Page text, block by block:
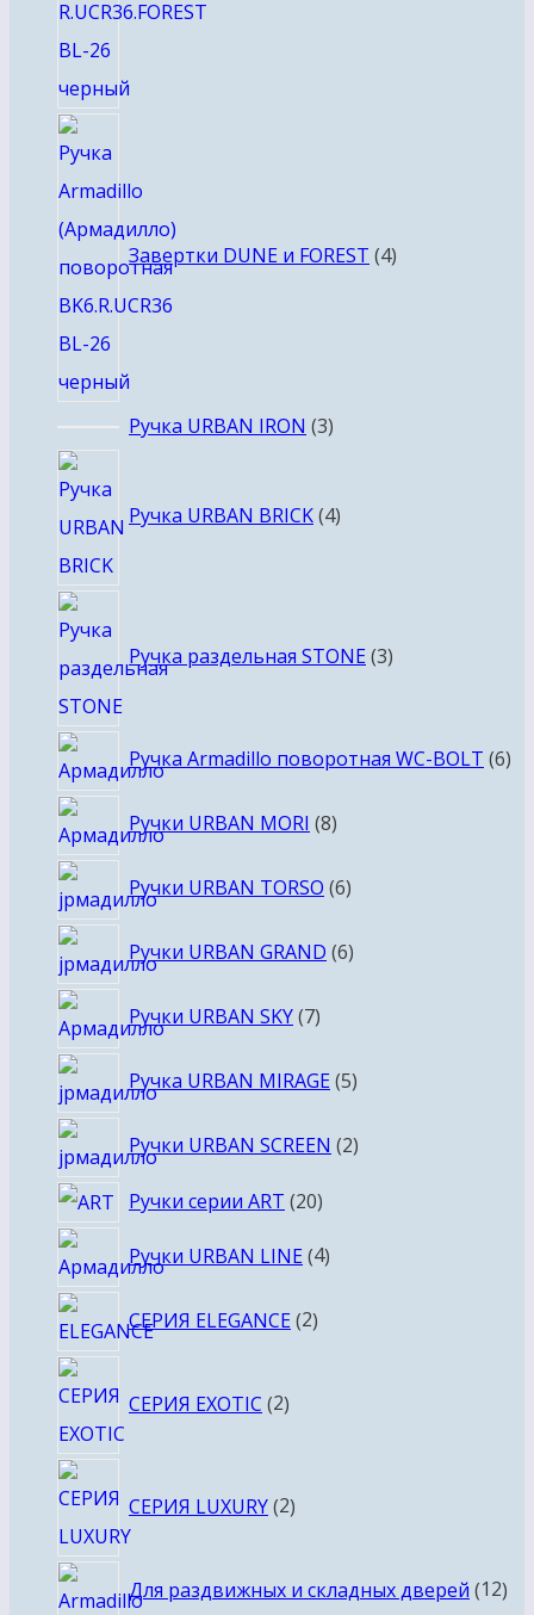
Завертки DUNE и FOREST 4
Ручка URBAN IRON 33
Ручка URBAN BRICK 4товара
Ручка раздельная STONE 3товара
Ручка Armadillo поворотная WC-BOLT 66
Ручки URBAN MORI 88
Ручки URBAN TORSO 66
Ручки URBAN GRAND 66
Ручки URBAN SKY 77
Ручка URBAN MIRAGE 55
Ручки URBAN SCREEN 22
Ручки серии ART 2020
Ручки URBAN LINE 44
СЕРИЯ ELEGANCE 22
СЕРИЯ EXOTIC 2товара
СЕРИЯ LUXURY 2товара
Для раздвижных и складных дверей 1212